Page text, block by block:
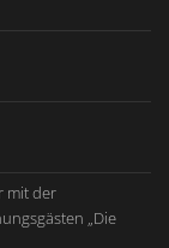
mit der
„Die